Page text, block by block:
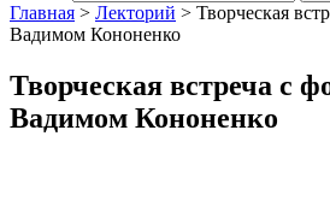
Главная > Лекторий > Творческая
Вадимом Кононенко
Творческая встреча с
Вадимом Кононенко